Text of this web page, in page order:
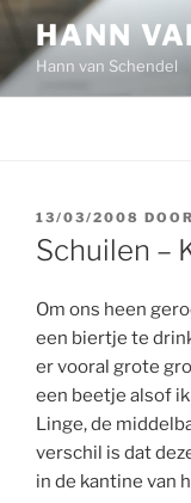
Ga
de
inhoud
HANN
Hann van Schendel
GEPLAATST
OP
13/03/2008 DOOR
Schuilen –
Om ons heen
een biertje te
er vooral grote
een beetje alsof
Linge, de
verschil is dat
in de kantine van